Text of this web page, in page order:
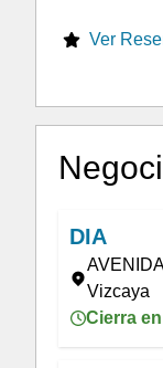
Ver
DIA
Vizcaya
Cierra